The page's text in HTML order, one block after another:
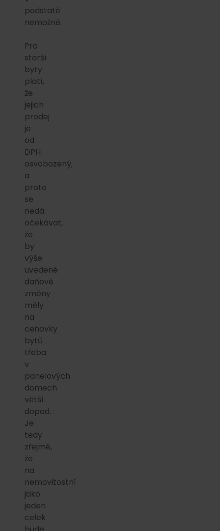
podstatě
nemožné.
Pro
starší
byty
platí,
že
jejich
prodej
je
od
DPH
osvobozený,
a
proto
se
nedá
očekávat,
že
by
výše
uvedené
daňové
změny
měly
na
cenovky
bytů
třeba
v
panelových
domech
větší
dopad.
Je
tedy
zřejmé,
že
na
nemovitostní
jako
jeden
celek